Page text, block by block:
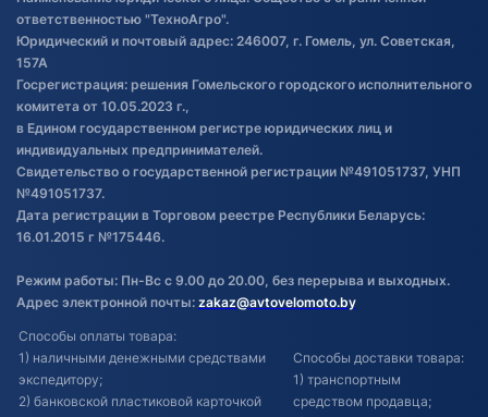
Обработка файлов cookie
Постановка транспорта на учет
Обновления в ЭПТС 2024
ответственностью "ТехноАгро".
Юридический и почтовый адрес: 246007, г. Гомель, ул. Советская,
157А
Госрегистрация: решения Гомельского городского исполнительного
комитета от 10.05.2023 г.,
в Едином государственном регистре юридических лиц и
индивидуальных предпринимателей.
Свидетельство о государственной регистрации №491051737, УНП
№491051737.
Дата регистрации в Торговом реестре Республики Беларусь:
16.01.2015 г №175446.
Режим работы: Пн-Вс с 9.00 до 20.00, без перерыва и выходных.
Адрес электронной почты: zakaz@avtovelomoto.by
Способы оплаты товара:
1) наличными денежными средствами
экспедитору;
2) банковской пластиковой карточкой
Способы доставки товара:
1) транспортным
средством продавца;